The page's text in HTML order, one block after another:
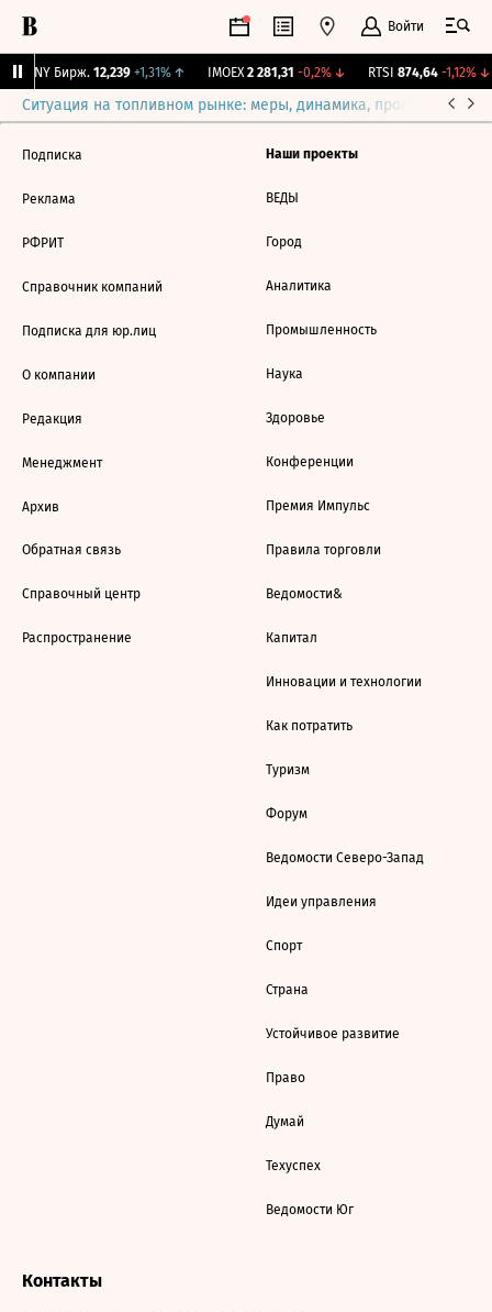
Войти
CNY Бирж. 12,239 +1,31%↑ IMOEX 2 281,31 -0,2%↓ RTSI 874,64 -1,12%↓
Ситуация на топливном рынке: меры, динамика, прогнозы
Подписка
Реклама
РФРИТ
Справочник компаний
Подписка для юр.лиц
О компании
Редакция
Менеджмент
Архив
Обратная связь
Справочный центр
Распространение
Наши проекты
ВЕДЫ
Город
Аналитика
Промышленность
Наука
Здоровье
Конференции
Премия Импульс
Правила торговли
Ведомости&
Капитал
Инновации и технологии
Как потратить
Туризм
Форум
Ведомости Северо-Запад
Идеи управления
Спорт
Страна
Устойчивое развитие
Право
Думай
Техуспех
Ведомости Юг
Контакты